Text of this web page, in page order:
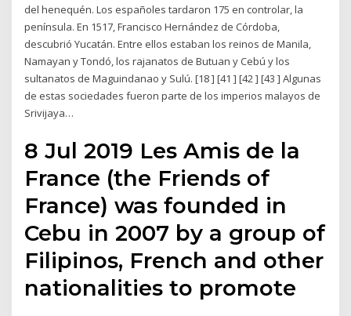
del henequén. Los españoles tardaron 175 en controlar, la
península. En 1517, Francisco Hernández de Córdoba,
descubrió Yucatán. Entre ellos estaban los reinos de Manila,
Namayan y Tondó, los rajanatos de Butuan y Cebú y los
sultanatos de Maguindanao y Sulú. [18 ] [41 ] [42 ] [43 ] Algunas
de estas sociedades fueron parte de los imperios malayos de
Srivijaya…
8 Jul 2019 Les Amis de la
France (the Friends of
France) was founded in
Cebu in 2007 by a group of
Filipinos, French and other
nationalities to promote